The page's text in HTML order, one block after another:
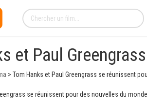
et Paul
> Tom Hanks et Paul Greengrass se réunissent